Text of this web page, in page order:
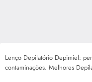
Lenço Depilatório Depimiel:
contaminações. Melhores